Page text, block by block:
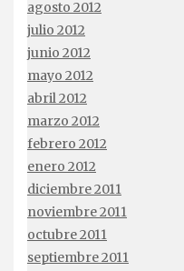
agosto 2012
julio 2012
junio 2012
mayo 2012
abril 2012
marzo 2012
febrero 2012
enero 2012
diciembre 2011
noviembre 2011
octubre 2011
septiembre 2011